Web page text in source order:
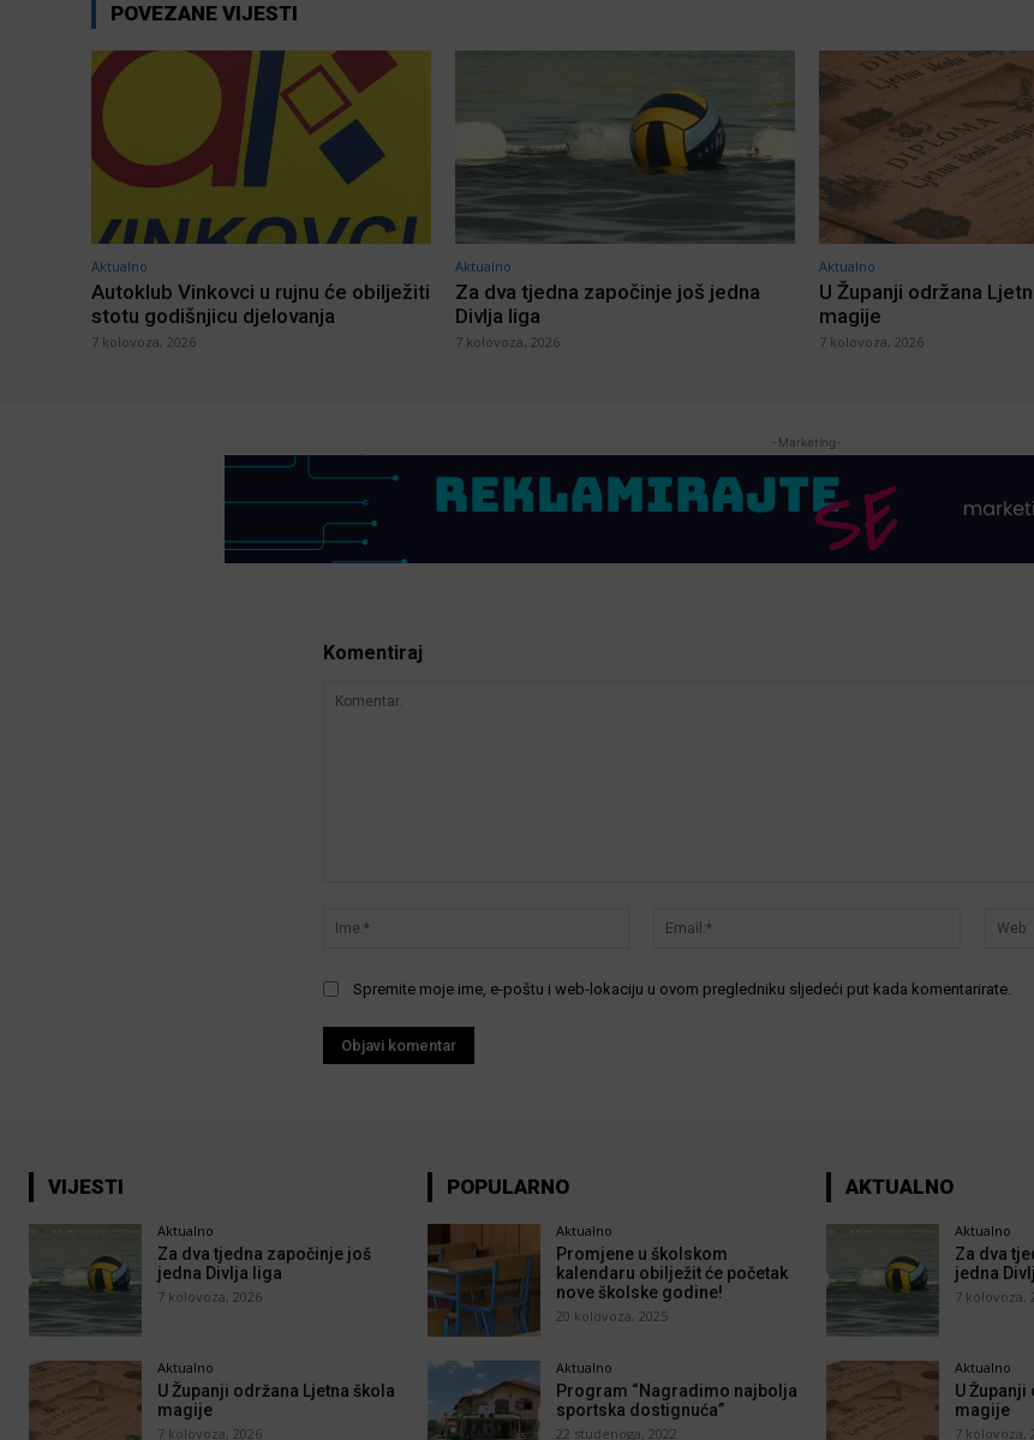
POVEZANE VIJESTI
Aktualno
Autoklub Vinkovci u rujnu će obilježiti
stotu godišnjicu djelovanja
7 kolovoza, 2026
Aktualno
Za dva tjedna započinje još jedna
Divlja liga
7 kolovoza, 2026
Aktualno
U Županji održana
magije
7 kolovoza, 2026
-Marketing-
Komentiraj
Ime:*
Email:*
Spremite moje ime, e-poštu i web-lokaciju u ovom pregledniku sljedeći put kada komentarirate.
VIJESTI
Aktualno
Za dva tjedna započinje još
jedna Divlja liga
7 kolovoza, 2026
Aktualno
U Županji održana Ljetna škola
magije
7 kolovoza, 2026
POPULARNO
Aktualno
Promjene u školskom
kalendaru obilježit će početak
nove školske godine!
20 kolovoza, 2025
Aktualno
Program “Nagradimo najbolja
sportska dostignuća”
22 studenoga, 2022
AKTUALNO
Aktualno
Za dva
jedna
7 kolovoza,
Aktualno
U Županji
magije
7 kolovoza,